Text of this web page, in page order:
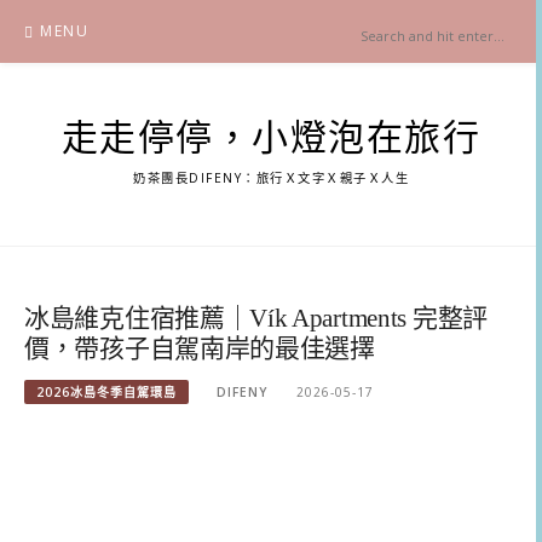
content
MENU
走走停停，小燈泡在旅行
奶茶團長DIFENY：旅行Ｘ文字Ｘ親子Ｘ人生
冰島維克住宿推薦｜Vík Apartments 完整評
價，帶孩子自駕南岸的最佳選擇
2026冰島冬季自駕環島 DIFENY 2026-05-17